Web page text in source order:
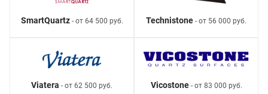
SmartQuartz- от 64 500 руб. Technistone - от 56 000 руб.
Viatera - от 62 500 руб. Vicostone- от 83 000 руб.